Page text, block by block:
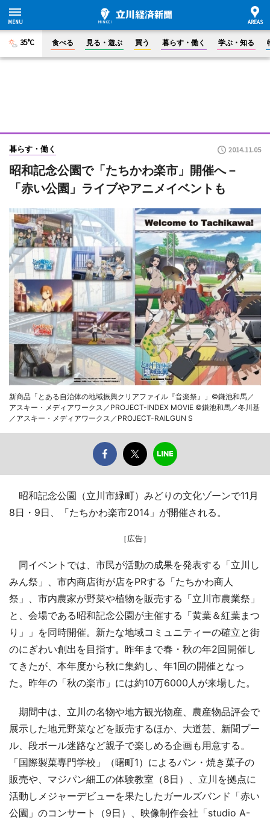
35°C 食べる 見る・遊ぶ 買う 暮らす・働く 学ぶ・知る
暮らす・働く 2014.11.05
昭和記念公園で「たちかわ楽市」開催へ－
「赤い公園」ライブやアニメイベントも
新商品「とある自治体の地域振興クリアファイル『音楽祭』」©鎌池和馬／
アスキー・メディアワークス／PROJECT-INDEX MOVIE ©鎌池和馬／冬川基
／アスキー・メディアワークス／PROJECT-RAILGUN S
昭和記念公園（立川市緑町）みどりの文化ゾーンで11月
8日・9日、「たちかわ楽市2014」が開催される。
［広告］
同イベントでは、市民が活動の成果を発表する「立川し
みん祭」、市内商店街が店をPRする「たちかわ商人
祭」、市内農家が野菜や植物を販売する「立川市農業祭」
と、会場である昭和記念公園が主催する「黄葉＆紅葉まつ
り」」を同時開催。新たな地域コミュニティーの確立と街
のにぎわい創出を目指す。昨年まで春・秋の年2回開催し
てきたが、本年度から秋に集約し、年1回の開催となっ
た。昨年の「秋の楽市」には約10万6000人が来場した。
期間中は、立川の名物や地方観光物産、農産物品評会で
展示した地元野菜などを販売するほか、大道芸、新聞プー
ル、段ボール迷路など親子で楽しめる企画も用意する。
「国際製菓専門学校」（曙町1）によるパン・焼き菓子の
販売や、マジパン細工の体験教室（8日）、立川を拠点に
活動しメジャーデビューを果たしたガールズバンド「赤い
公園」のコンサート（9日）、映像制作会社「studio A-